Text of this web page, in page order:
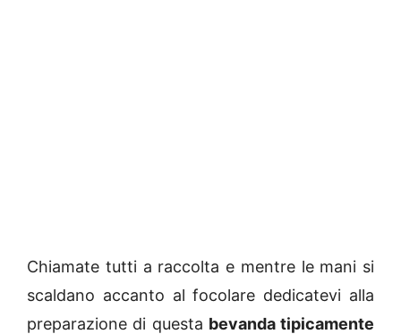
Chiamate tutti a raccolta e mentre le mani si
scaldano accanto al focolare dedicatevi alla
preparazione di questa bevanda tipicamente